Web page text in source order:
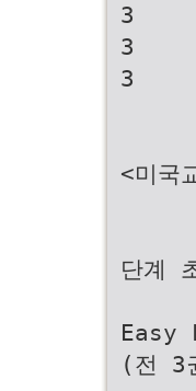
3
3
3
<미국
단계
Easy
(전 3